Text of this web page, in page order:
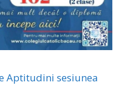
Aptitudini sesiunea